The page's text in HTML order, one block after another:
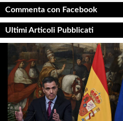
Commenta con Facebook
Ultimi Articoli Pubblicati